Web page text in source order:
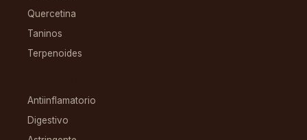
Quercetina
Taninos
Terpenoides
Antiinflamatorio
Digestivo